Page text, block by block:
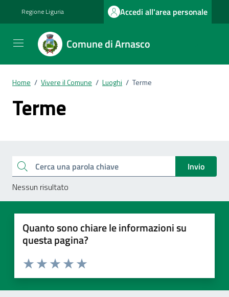
Regione Liguria Accedi all'area personale
Comune di Arnasco
Home / Vivere il Comune / Luoghi / Terme
Terme
Esplora tutti i documenti
Cerca una parola chiave
Invio
Nessun risultato
Quanto sono chiare le informazioni su
questa pagina?
Valuta 5 stelle su 5
Valuta 4 stelle su 5
Valuta 3 stelle su 5
Valuta 2 stelle su 5
Valuta 1 stelle su 5